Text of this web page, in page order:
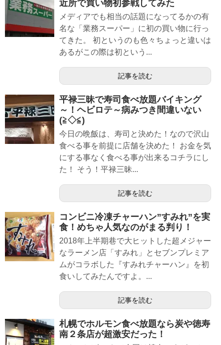
近所で買い物初参戦してみた
メディアでも相当の話題になってるかの有
名な「業務スーパー」に初の買い物に行っ
てきた。 初というのも色々ちょっと違いは
あるがこの際は初という...
記事を読む
平禄三昧で寿司食べ放題バイキング
～！ヘビロテ～病みつき間違いない
(≧◇≦)
今日の晩飯は、寿司と決めた！なので沢山
食べる事を前提に店舗を決めた！ お金を気
にする事なく食べる事が出来るコチラにし
た！ そう！平禄三昧...
記事を読む
コンビニ冷凍チャーハン”すみれ”を実
食！めちゃ人気なのがまる判り！
2018年上半期巷で大ヒットした超メジャー
なラーメン店「すみれ」とセブンプレミア
ムがコラボした『すみれチャーハン』を初
食いしてみたんですよ。...
記事を読む
札幌でホルモン食べ放題なら炭や徳寿
南２条店が超激安だった！